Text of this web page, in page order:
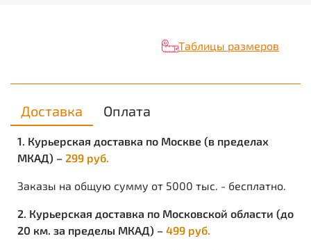
Таблицы размеров
Доставка Оплата
1. Курьерская доставка по Москве (в пределах
МКАД) – 299 руб.
Заказы на общую сумму от 5000 тыс. - бесплатно.
2. Курьерская доставка по Московской области (до
20 км. за пределы МКАД) – 499 руб.